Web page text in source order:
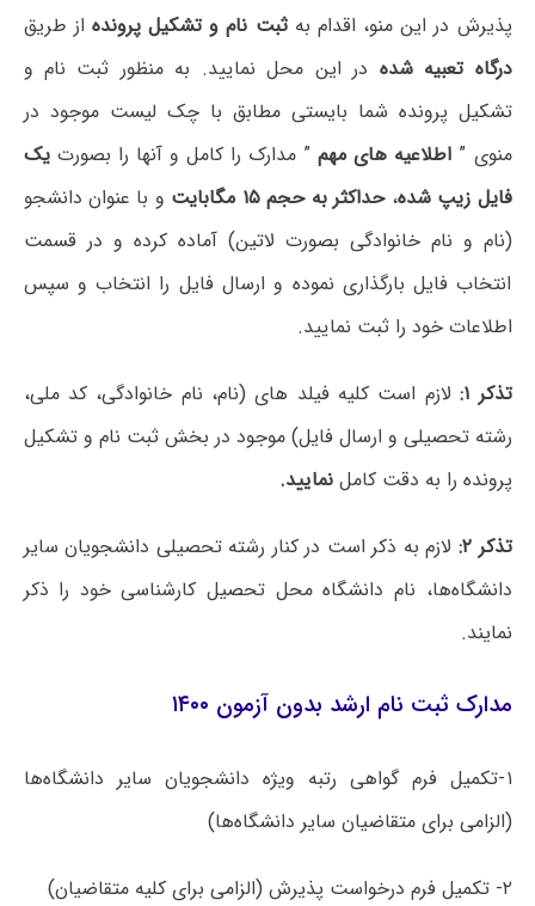
پذیرش در این منو، اقدام بهثبت نام و تشکیل پرونده از طریق
درگاه تعبیه شده در این محل نمایید. به منظور ثبت نام و
تشکیل پرونده شما بایستی مطابق با چک لیست موجود در
منوی ” اطلاعیه های مهم” مدارک را کامل و آنها را بصورتیک
فایل زیپ شده،حداکثر به حجم ۱۵ مگابایت
و با عنوان دانشجو
(نام و نام خانوادگی بصورت لاتین) آماده کرده و در قسمت
انتخاب فایل بارگذاری نموده و ارسال فایل را انتخاب و سپس
اطلاعات خود را ثبت نمایید.
تذکر ۱:
لازم است کلیه فیلد های (نام، نام خانوادگی، کد ملی،
رشته تحصیلی و ارسال فایل) موجود در بخش ثبت نام و تشکیل
پرونده را به دقت کاملنمایید.
تذکر ۲:
لازم به ذکر است در کنار رشته تحصیلی دانشجویان سایر
دانشگاه‌ها، نام دانشگاه محل تحصیل کارشناسی خود را ذکر
نمایند.
مدارک ثبت نام ارشد بدون آزمون ۱۴۰۰
۱-تکمیل فرم گواهی رتبه ویژه دانشجویان سایر دانشگاه‌ها
(الزامی برای متقاضیان سایر دانشگاه‌ها)
۲- تکمیل فرم درخواست پذیرش (الزامی برای کلیه متقاضیان)